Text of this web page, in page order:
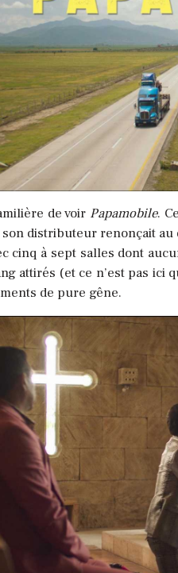
de voir Papamobile.
distributeur renonçait
cinq à sept salles dont
attirés (et ce n’est pas
de pure gêne.